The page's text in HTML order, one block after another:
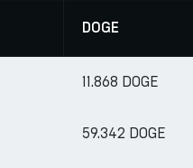
DOGE
11.868 DOGE
59.342 DOGE